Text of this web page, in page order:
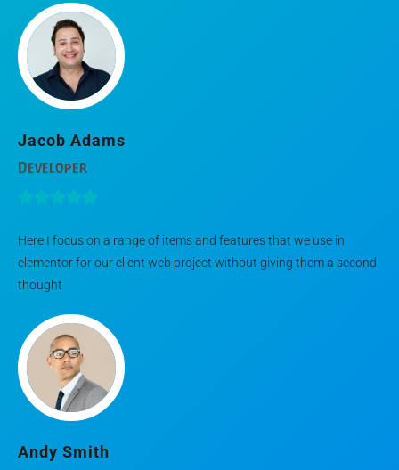
Jacob Adams
Developer
Here I focus on a range of items and features that we use in
elementor for our client web project without giving them a second
thought
Andy Smith